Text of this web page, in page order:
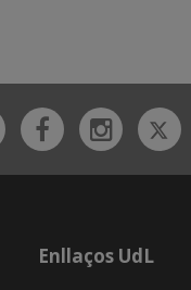
Facebook
Enllaços UdL